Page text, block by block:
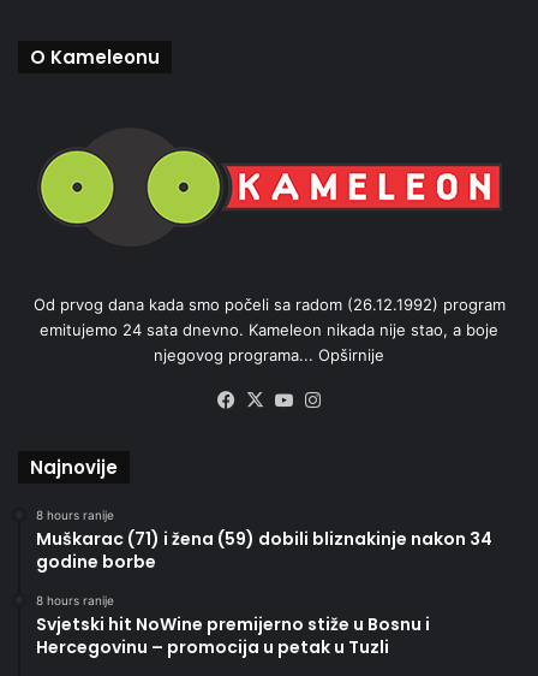
O Kameleonu
Od prvog dana kada smo počeli sa radom (26.12.1992) program
emitujemo 24 sata dnevno. Kameleon nikada nije stao, a boje
njegovog programa... Opširnije
Facebook
X YouTube
Najnovije
8 hours ranije
Muškarac (71) i žena (59) dobili bliznakinje nakon 34
godine borbe
8 hours ranije
Svjetski hit NoWine premijerno stiže u Bosnu i
Hercegovinu – promocija u petak u Tuzli